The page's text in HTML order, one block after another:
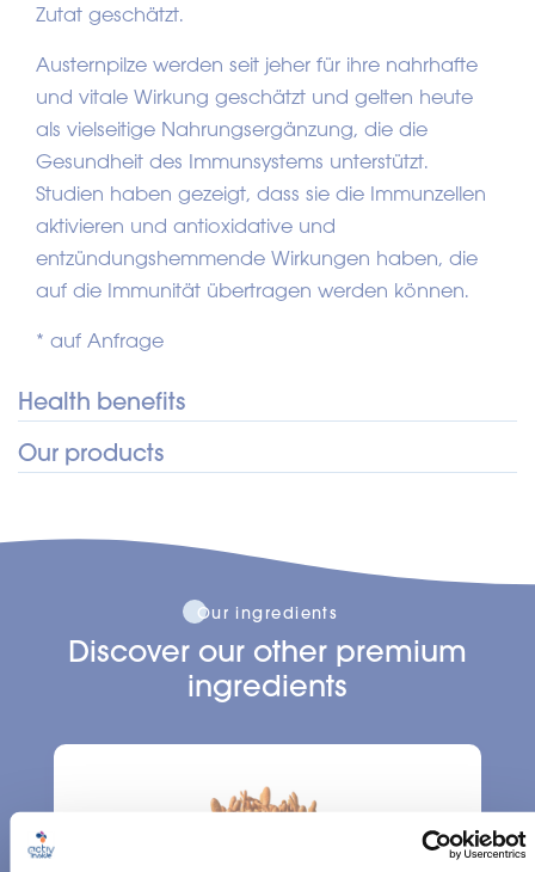
Zutat geschätzt.
Austernpilze werden seit jeher für ihre nahrhafte
und vitale Wirkung geschätzt und gelten heute
als vielseitige Nahrungsergänzung, die die
Gesundheit des Immunsystems unterstützt.
Studien haben gezeigt, dass sie die Immunzellen
aktivieren und antioxidative und
entzündungshemmende Wirkungen haben, die
auf die Immunität übertragen werden können.
* auf Anfrage
Health benefits
Immunität: Functional mushroom supporting
Our products
Auster EX 8:1 CO
Discover our other premium
ingredients
Our ingredients